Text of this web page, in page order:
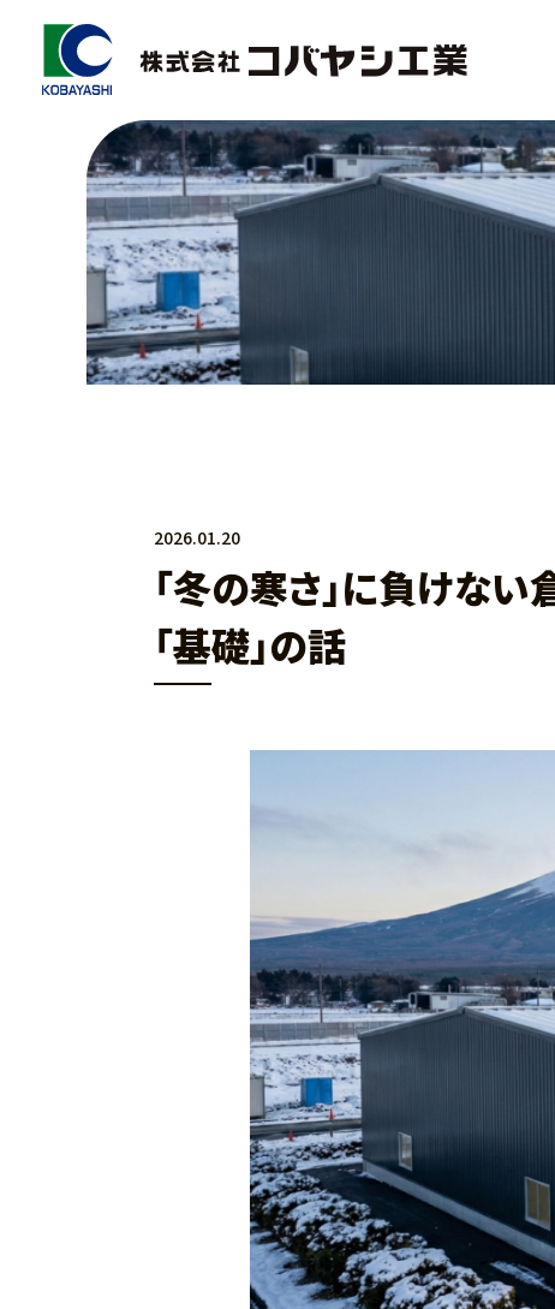
2026.01.20
「冬の寒さ」に負けな
「基礎」の話